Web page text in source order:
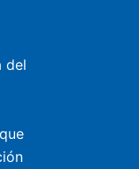
del